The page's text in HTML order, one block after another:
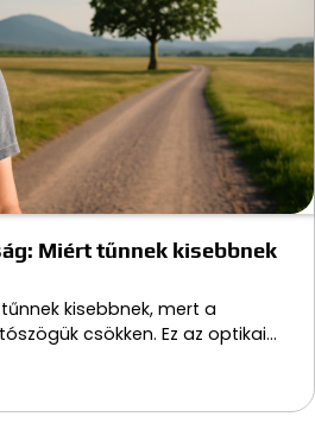
Miért tűnnek kisebbnek
kisebbnek, mert a
csökken. Ez az optikai…